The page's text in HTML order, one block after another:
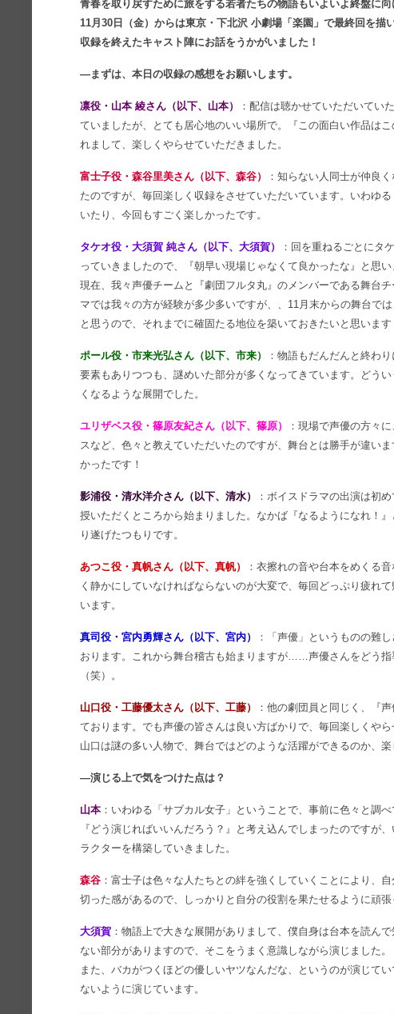
青春を取り戻すために旅をする若者たちの物語もいよいよ終盤に向
11月30日（金）からは東京・下北沢 小劇場「楽園」で最終回を描
収録を終えたキャスト陣にお話をうかがいました！
―まずは、本日の収録の感想をお願いします。
凛役・山本 綾さん（以下、山本）
：配信は聴かせていただいてい
ていましたが、とても居心地のいい場所で。『この面白い作品は
れまして、楽しくやらせていただきました。
富士子役・森谷里美さん（以下、森谷）
：知らない人同士が仲良
たのですが、毎回楽しく収録をさせていただいています。いわゆ
いたり、今回もすごく楽しかったです。
タケオ役・大須賀 純さん（以下、大須賀）
：回を重ねるごとにタ
っていきましたので、『朝早い現場じゃなくて良かったな』と思い
現在、我々声優チームと『劇団フルタ丸』のメンバーである舞台
マでは我々の方が経験が多少多いですが、、11月末からの舞台で
と思うので、それまでに確固たる地位を築いておきたいと思います
ポール役・市来光弘さん（以下、市来）
：物語もだんだんと終わ
要素もありつつも、謎めいた部分が多くなってきています。どう
くなるような展開でした。
ユリザベス役・篠原友紀さん（以下、篠原）
：現場で声優の方々
スなど、色々と教えていただいたのですが、舞台とは勝手が違い
かったです！
影浦役・清水洋介さん（以下、清水）
：ボイスドラマの出演は初
授いただくところから始まりました。なかば『なるようになれ！
り遂げたつもりです。
あつこ役・真帆さん（以下、真帆）
：衣擦れの音や台本をめくる
く静かにしていなければならないのが大変で、毎回どっぷり疲れ
います。
真司役・宮内勇輝さん（以下、宮内）
：「声優」というものの難
おります。これから舞台稽古も始まりますが……声優さんをどう指
（笑）。
山口役・工藤優太さん（以下、工藤）
：他の劇団員と同じく、『
ております。でも声優の皆さんは良い方ばかりで、毎回楽しくやら
山口は謎の多い人物で、舞台ではどのような活躍ができるのか、楽
―演じる上で気をつけた点は？
山本 ：いわゆる「サブカル女子」ということで、事前に色々と調
『どう演じればいいんだろう？』と考え込んでしまったのですが
ラクターを構築していきました。
森谷 ：富士子は色々な人たちとの絆を強くしていくことにより、
切った感があるので、しっかりと自分の役割を果たせるように頑張
大須賀 ：物語上で大きな展開がありまして、僕自身は台本を読ん
ない部分がありますので、そこをうまく意識しながら演じました。
また、バカがつくほどの優しいヤツなんだな、というのが演じて
ないように演じています。